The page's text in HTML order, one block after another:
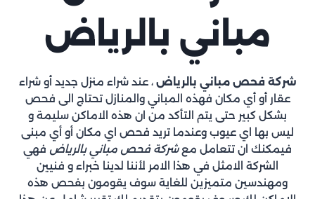
مباني بالرياض
شركة فحص مباني بالرياض ، عند شراء منزل جديد أو شراء
عقار أو أي مكان فهذه المباني والمنازل تحتاج الى فحص
بشكل كبير حتى يتم التأكد من ان هذه الاماكن سليمة و
ليس بها اي عيوب وعندما تريد فحص اي مكان أو أي مبنى
فيمكنك ان تتعامل معشركة فحص مباني بالرياض فهي
الشركة الامثل في هذا الامر لأننا لدينا خبراء و فنيين
ومهندسين متميزين للغاية سوف يقومون بفحص هذه